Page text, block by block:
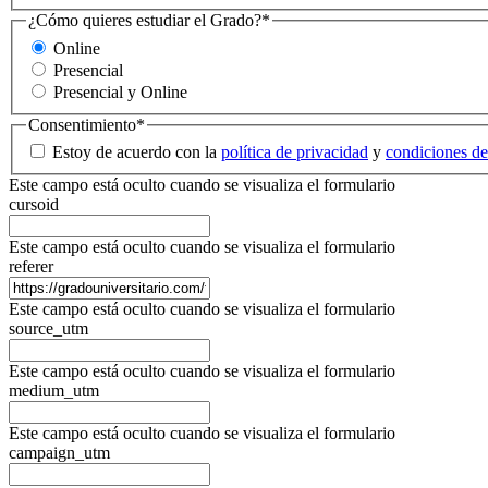
¿Cómo quieres estudiar el Grado?*
Online
Presencial
Presencial y Online
Consentimiento*
Estoy de acuerdo con la política de privacidad y condiciones
Este campo está oculto cuando se visualiza el formulario
cursoid
Este campo está oculto cuando se visualiza el formulario
referer
Este campo está oculto cuando se visualiza el formulario
source_utm
Este campo está oculto cuando se visualiza el formulario
medium_utm
Este campo está oculto cuando se visualiza el formulario
campaign_utm